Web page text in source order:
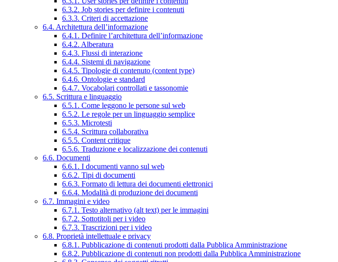
6.3.2. Job stories per definire i contenuti
6.3.3. Criteri di accettazione
6.4. Architettura dell’informazione
6.4.1. Definire l’architettura dell’informazione
6.4.2. Alberatura
6.4.3. Flussi di interazione
6.4.4. Sistemi di navigazione
6.4.5. Tipologie di contenuto (content type)
6.4.6. Ontologie e standard
6.4.7. Vocabolari controllati e tassonomie
6.5. Scrittura e linguaggio
6.5.1. Come leggono le persone sul web
6.5.2. Le regole per un linguaggio semplice
6.5.3. Microtesti
6.5.4. Scrittura collaborativa
6.5.5. Content critique
6.5.6. Traduzione e localizzazione dei contenuti
6.6. Documenti
6.6.1. I documenti vanno sul web
6.6.2. Tipi di documenti
6.6.3. Formato di lettura dei documenti elettronici
6.6.4. Modalità di produzione dei documenti
6.7. Immagini e video
6.7.1. Testo alternativo (alt text) per le immagini
6.7.2. Sottotitoli per i video
6.7.3. Trascrizioni per i video
6.8. Proprietà intellettuale e privacy
6.8.1. Pubblicazione di contenuti prodotti dalla Pubblica Amministrazione
6.8.2. Pubblicazione di contenuti non prodotti dalla Pubblica Amministrazione